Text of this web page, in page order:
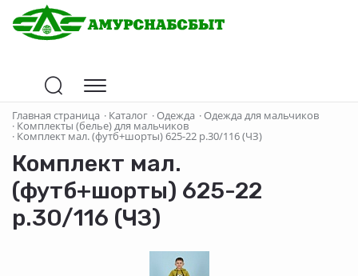
Главная страница · Каталог ·Одежда ·Одежда для мальчиков
· Комплекты (белье) для мальчиков
· Комплект мал. (футб+шорты) 625-22 р.30/116 (ЧЗ)
Комплект мал.
(футб+шорты) 625-22
р.30/116 (ЧЗ)